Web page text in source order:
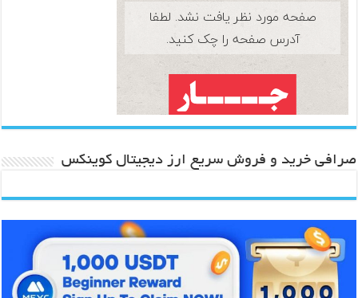
صرافی خرید و فروش سریع ارز دیجیتال کوینکس